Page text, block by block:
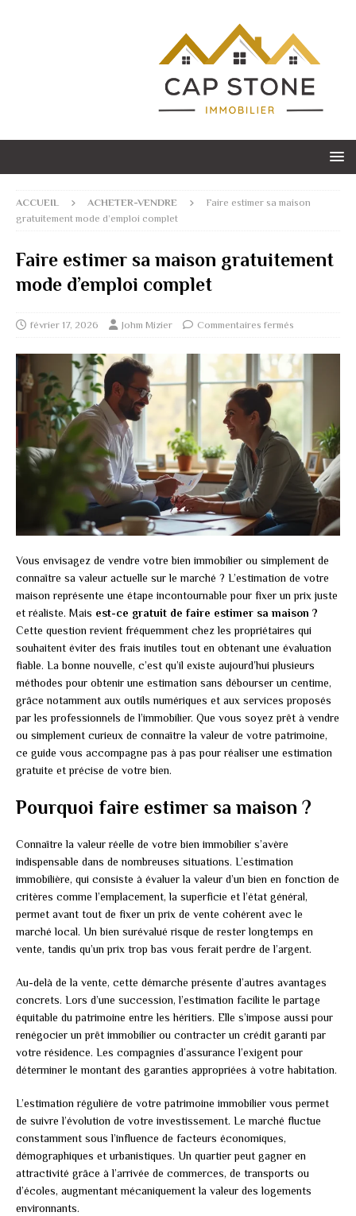
ACCUEIL ACHETER-VENDRE
Faire estimer sa maison
gratuitement mode d’emploi complet
Faire estimer sa maison gratuitement
mode d’emploi complet
février 17, 2026 Johm Mizier Commentaires fermés
Vous envisagez de vendre votre bien immobilier ou simplement de
connaître sa valeur actuelle sur le marché ? L’estimation de votre
maison représente une étape incontournable pour fixer un prix juste
et réaliste. Mais est-ce gratuit de faire estimer sa maison ?
Cette question revient fréquemment chez les propriétaires qui
souhaitent éviter des frais inutiles tout en obtenant une évaluation
fiable. La bonne nouvelle, c’est qu’il existe aujourd’hui plusieurs
méthodes pour obtenir une estimation sans débourser un centime,
grâce notamment aux outils numériques et aux services proposés
par les professionnels de l’immobilier. Que vous soyez prêt à vendre
ou simplement curieux de connaître la valeur de votre patrimoine,
ce guide vous accompagne pas à pas pour réaliser une estimation
gratuite et précise de votre bien.
Pourquoi faire estimer sa maison ?
Connaître la valeur réelle de votre bien immobilier s’avère
indispensable dans de nombreuses situations. L’estimation
immobilière, qui consiste à évaluer la valeur d’un bien en fonction de
critères comme l’emplacement, la superficie et l’état général,
permet avant tout de fixer un prix de vente cohérent avec le
marché local. Un bien surévalué risque de rester longtemps en
vente, tandis qu’un prix trop bas vous ferait perdre de l’argent.
Au-delà de la vente, cette démarche présente d’autres avantages
concrets. Lors d’une succession, l’estimation facilite le partage
équitable du patrimoine entre les héritiers. Elle s’impose aussi pour
renégocier un prêt immobilier ou contracter un crédit garanti par
votre résidence. Les compagnies d’assurance l’exigent pour
déterminer le montant des garanties appropriées à votre habitation.
L’estimation régulière de votre patrimoine immobilier vous permet
de suivre l’évolution de votre investissement. Le marché fluctue
constamment sous l’influence de facteurs économiques,
démographiques et urbanistiques. Un quartier peut gagner en
attractivité grâce à l’arrivée de commerces, de transports ou
d’écoles, augmentant mécaniquement la valeur des logements
environnants.